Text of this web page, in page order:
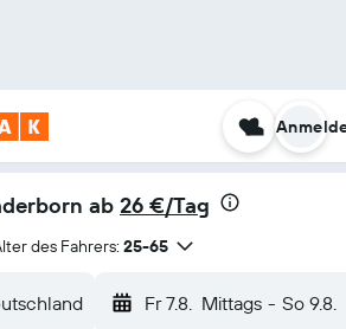
ab 26 €/Tag
des Fahrers: 25-65
Fr 7.8. Mittags - So 9.8.